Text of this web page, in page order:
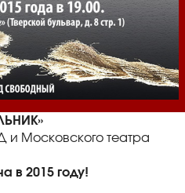
и Московского театра
в 2015 году!